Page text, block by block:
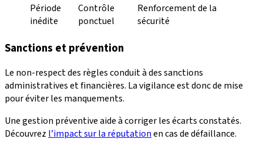
Période
inédite
Contrôle
ponctuel
Renforcement de la
sécurité
Sanctions et prévention
Le non-respect des règles conduit à des sanctions
administratives et financières. La vigilance est donc de mise
pour éviter les manquements.
Une gestion préventive aide à corriger les écarts constatés.
Découvrez l’impact sur la réputationen cas de défaillance.